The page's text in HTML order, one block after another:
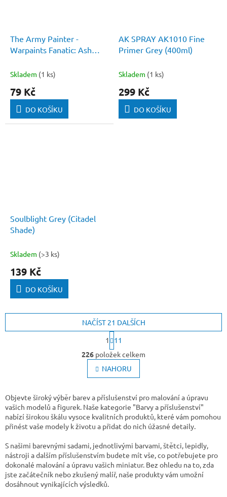
The Army Painter -
Warpaints Fanatic: Ash
Skladem (1 ks)
79 Kč
DO KOŠÍKU
AK SPRAY AK1010 Fine
Primer Grey (400ml)
Skladem (1 ks)
299 Kč
DO KOŠÍKU
Soulblight Grey (Citadel
Shade)
Skladem (>3 ks)
139 Kč
DO KOŠÍKU
O
v
l
á
a
c
í
p
v
k
y
v
NAČÍST 21 DALŠÍCH
S
t
r
á
n
k
v
á
n
í
1
11
226 položek celkem
NAHORU
Objevte široký výběr barev a příslušenství pro malování a úpravu
vašich modelů a figurek. Naše kategorie "Barvy a příslušenství"
nabízí širokou škálu vysoce kvalitních produktů, které vám pomohou
přinést vaše modely k životu a přidat do nich úžasné detaily.
S našimi barevnými sadami, jednotlivými barvami, štětci, lepidly,
nástroji a dalším příslušenstvím budete mít vše, co potřebujete pro
dokonalé malování a úpravu vašich miniatur. Bez ohledu na to, zda
jste začátečník nebo zkušený malíř, naše produkty vám umožní
dosáhnout vynikajících výsledků.